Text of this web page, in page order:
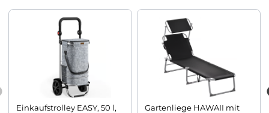
Einkaufstrolley EASY, 50 l,
Gartenliege HAWAII mit